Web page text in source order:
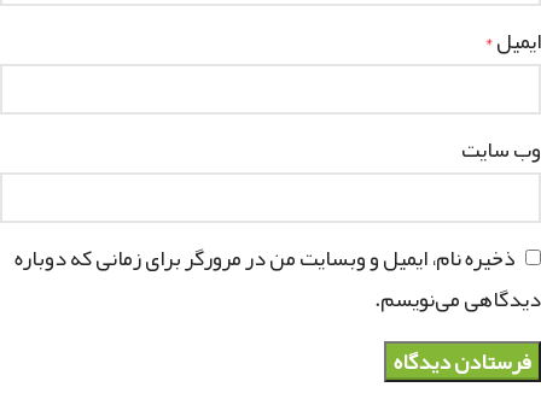
ایمیل*
وب‌ سایت
ذخیره نام، ایمیل و وبسایت من در مرورگر برای زمانی که دوباره
دیدگاهی می‌نویسم.